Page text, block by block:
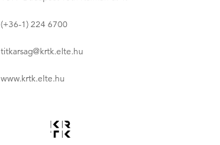
(+36-1) 224 6700
titkarsag@krtk.elte.hu
www.krtk.elte.hu